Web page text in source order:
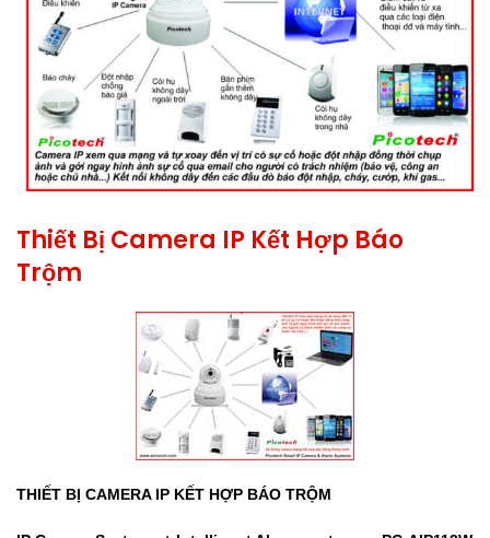
Thiết Bị Camera IP Kết Hợp Báo
Trộm
THIẾT BỊ CAMERA IP KẾT HỢP BÁO TRỘM